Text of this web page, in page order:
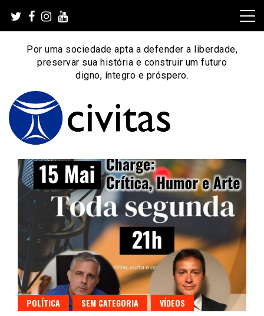
content
Por uma sociedade apta a defender a liberdade,
preservar sua história e construir um futuro
digno, íntegro e próspero.
Instituto Civitas
preservar sua história e construir um futuro digno, íntegro
e próspero.
POLÍTICA SEM CATEGORIA VÍDEOS